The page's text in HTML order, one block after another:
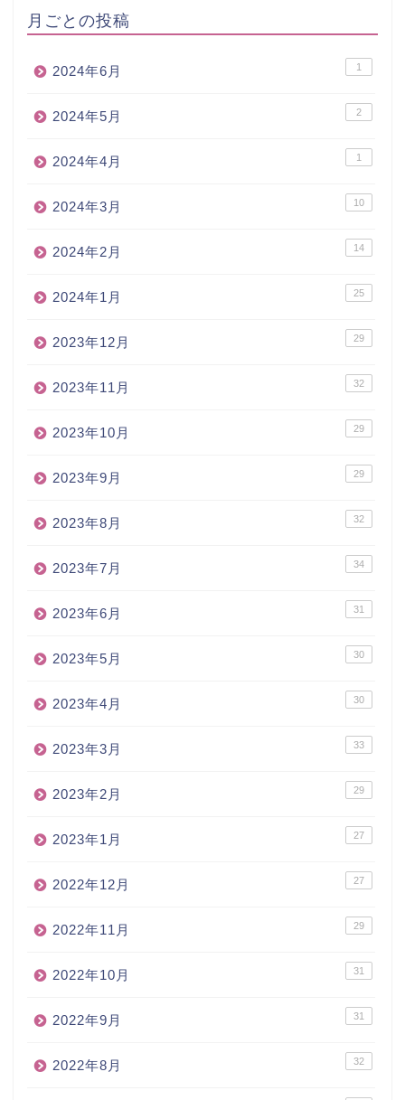
月ごとの投稿
2024年6月 1
2024年5月 2
2024年4月 1
2024年3月 10
2024年2月 14
2024年1月 25
2023年12月 29
2023年11月 32
2023年10月 29
2023年9月 29
2023年8月 32
2023年7月 34
2023年6月 31
2023年5月 30
2023年4月 30
2023年3月 33
2023年2月 29
2023年1月 27
2022年12月 27
2022年11月 29
2022年10月 31
2022年9月 31
2022年8月 32